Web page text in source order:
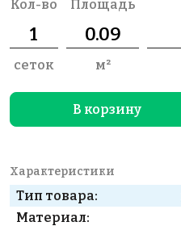
Кол-во
сеток
Площадь
м²
В корзину
Характеристики
Тип товара:
Материал: